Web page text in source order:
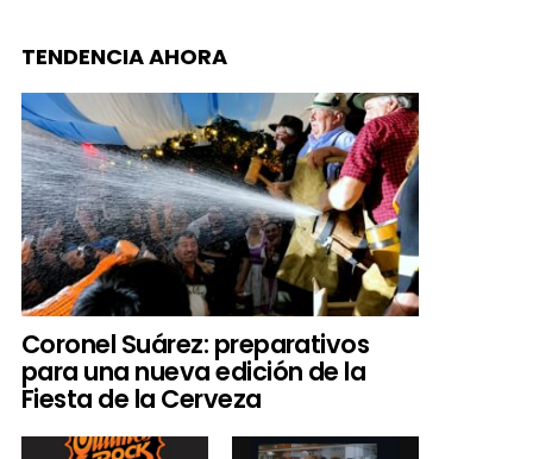
TENDENCIA AHORA
Coronel Suárez: preparativos
para una nueva edición de la
Fiesta de la Cerveza